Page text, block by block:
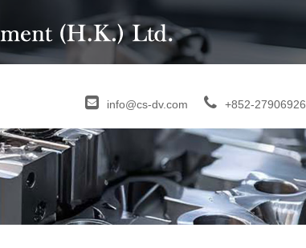
info@cs-dv.com +852-27906926